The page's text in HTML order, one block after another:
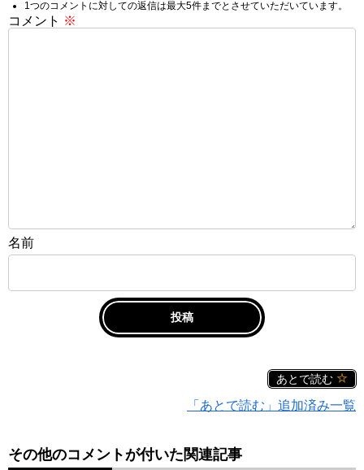
1つのコメントに対しての返信は最大5件までとさせていただいています。
コメント ※
名前
あとで読む
「あとで読む」追加済み一覧
その他のコメントが付いた関連記事